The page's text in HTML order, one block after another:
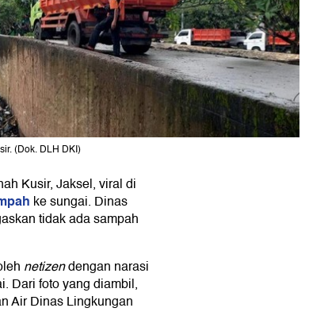
(Dok. DLH DKI)
Kusir, Jaksel, viral di
ke sungai. Dinas
tidak ada sampah
netizendengan narasi
Dari foto yang diambil,
Air Dinas Lingkungan